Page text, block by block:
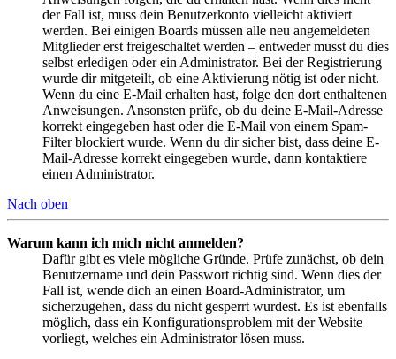
der Fall ist, muss dein Benutzerkonto vielleicht aktiviert
werden. Bei einigen Boards müssen alle neu angemeldeten
Mitglieder erst freigeschaltet werden – entweder musst du dies
selbst erledigen oder ein Administrator. Bei der Registrierung
wurde dir mitgeteilt, ob eine Aktivierung nötig ist oder nicht.
Wenn du eine E-Mail erhalten hast, folge den dort enthaltenen
Anweisungen. Ansonsten prüfe, ob du deine E-Mail-Adresse
korrekt eingegeben hast oder die E-Mail von einem Spam-
Filter blockiert wurde. Wenn du dir sicher bist, dass deine E-
Mail-Adresse korrekt eingegeben wurde, dann kontaktiere
einen Administrator.
Nach oben
Warum kann ich mich nicht anmelden?
Dafür gibt es viele mögliche Gründe. Prüfe zunächst, ob dein
Benutzername und dein Passwort richtig sind. Wenn dies der
Fall ist, wende dich an einen Board-Administrator, um
sicherzugehen, dass du nicht gesperrt wurdest. Es ist ebenfalls
möglich, dass ein Konfigurationsproblem mit der Website
vorliegt, welches ein Administrator lösen muss.